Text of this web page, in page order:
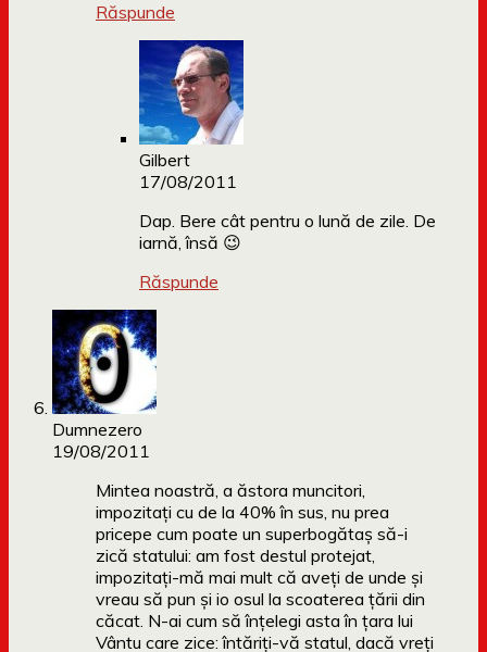
Răspunde
Gilbert
17/08/2011
Dap. Bere cât pentru o lună de zile. De
iarnă, însă 😉
Răspunde
Dumnezero
19/08/2011
Mintea noastră, a ăstora muncitori,
impozitați cu de la 40% în sus, nu prea
pricepe cum poate un superbogătaș să-i
zică statului: am fost destul protejat,
impozitați-mă mai mult că aveți de unde și
vreau să pun și io osul la scoaterea țării din
căcat. N-ai cum să înțelegi asta în țara lui
Vântu care zice: întăriți-vă statul, dacă vreți